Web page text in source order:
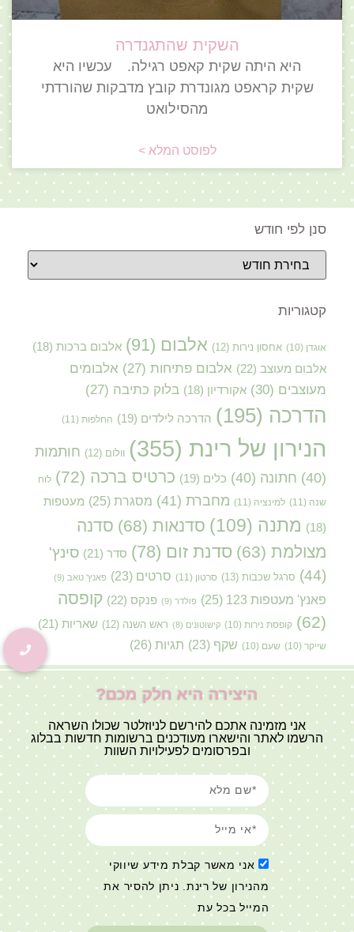
השקית שהתגנדרה
היא היתה שקית קאפט רגילה. עכשיו היא
שקית קראפט מגונדרת קובץ מדבקות שהורדתי
מהסילואט
לפוסט המלא >
סנן לפי חודש
קטגוריות
אוגדן (10) אחסון נירות (12) אלבום (91) אלבום ברכות (18)
אלבום מעוצב (22) אלבום פתיחות (27)
אלבומים
מעוצבים (30) אקורדיון (18) בלוק כתיבה (27)
הדרכה (195) הדרכה לילדים (19) החלפות (11)
הנירון של רינת (355) וולום (12)
חותמות
(40)
חתונה (40) כלים (19) כרטיס ברכה (72) לוח
שנה (11) למינציה (11) מחברת (41) מסגרת (25) מעטפות
(18) מתנה (109) סדנאות (68)
סדנה
מצולמת (63) סדנת זום (78) סדר (21)
סינץ'
(44)
סרגל שכבות (13) סרטון (11) סרטים (23) פאנץ' טאב (9)
פאנץ' מעטפות 123 (25) פולדר (9) פנקס (22)
קופסה
(62)
קופסת נירות (10) קישוטונים (8) ראש השנה (12) שאריות (21)
שייקר (10) שעם (10) שקף (23) תגיות (26)
היצירה היא חלק מכם?
אני מזמינה אתכם להירשם לניוזלטר שכולו השראה
הרשמו לאתר והישארו מעודכנים ברשומות חדשות בבלוג
ובפרסומים לפעילויות השוות
אני מאשר קבלת מידע שיווקי
מהנירון של רינת. ניתן להסיר את
המייל בכל עת